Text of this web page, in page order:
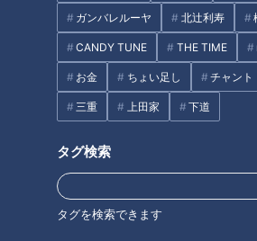
ガンバレルーヤ 北辻利寿
CANDY TUNE THE TIME
お金 ちょい足し チャント
三重 上田家 下道
タグ検索
タグを検索できます
るPMSと生理との向き合い方
送！デ
番そこ
CBCアナウンサー me:tone
就活